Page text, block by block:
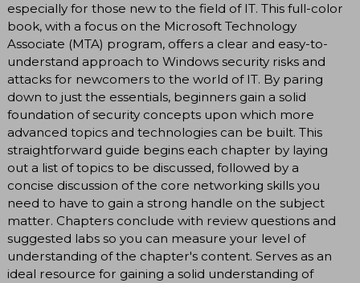
especially for those new to the field of IT. This full-color
book, with a focus on the Microsoft Technology
Associate (MTA) program, offers a clear and easy-to-
understand approach to Windows security risks and
attacks for newcomers to the world of IT. By paring
down to just the essentials, beginners gain a solid
foundation of security concepts upon which more
advanced topics and technologies can be built. This
straightforward guide begins each chapter by laying
out a list of topics to be discussed, followed by a
concise discussion of the core networking skills you
need to have to gain a strong handle on the subject
matter. Chapters conclude with review questions and
suggested labs so you can measure your level of
understanding of the chapter's content. Serves as an
ideal resource for gaining a solid understanding of